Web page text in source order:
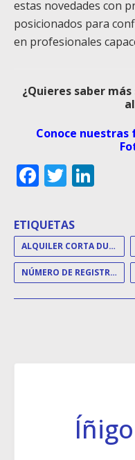
estas novedades con
posicionados para
en profesionales
¿Quieres saber
Conoce
Facebook
Twitter
ETIQUETAS
ALQUILER CORTA DURACIÓN
NÚMERO DE REGISTRO ÚNICO